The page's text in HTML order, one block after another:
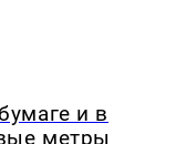
и в
метры